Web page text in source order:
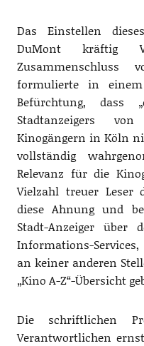
Das Einstellen
DuMont kräftig
Zusammenschluss
formulierte in
Befürchtung, dass
Stadtanzeigers
Kinogängern in Köln
vollständig
Relevanz für die
Vielzahl treuer Leser
diese Ahnung und
Stadt-Anzeiger über
Informations-
an keiner anderen
„Kino A-Z“-Übersicht
Die schriftlichen
Verantwortlichen